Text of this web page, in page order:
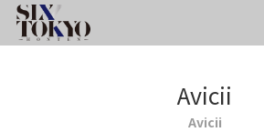
Avicii
Avicii